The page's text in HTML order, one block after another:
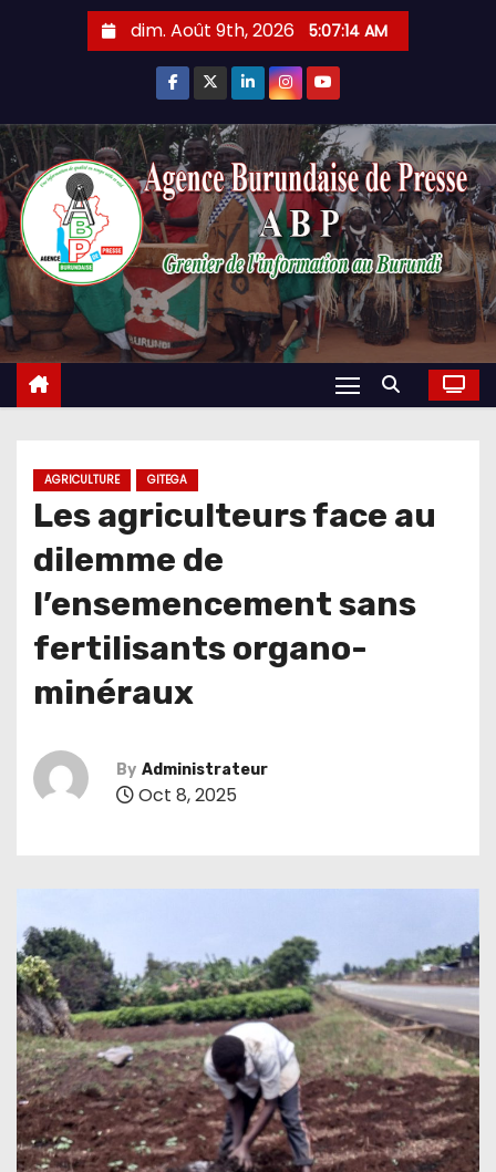
dim. Août 9th, 2026 5:07:15 AM
AGRICULTURE GITEGA
Les agriculteurs face au
dilemme de
l’ensemencement sans
fertilisants organo-
minéraux
By Administrateur
Oct 8, 2025